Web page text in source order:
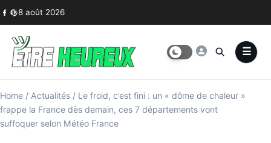
Skip to content
8 août 2026
Home / Actualités / Le froid, c’est fini : un « dôme de chaleur »
frappe la France dès demain, ces 7 départements vont
suffoquer selon Météo France